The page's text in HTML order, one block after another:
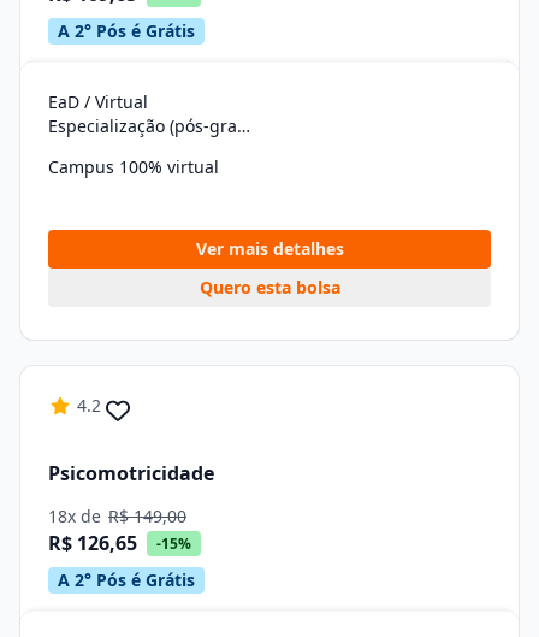
A 2° Pós é Grátis
EaD / Virtual
Especialização (pós-graduação)
Campus 100% virtual
Ver mais detalhes
Quero esta bolsa
4.2
Psicomotricidade
18x de R$ 149,00
R$ 126,65 -15%
A 2° Pós é Grátis